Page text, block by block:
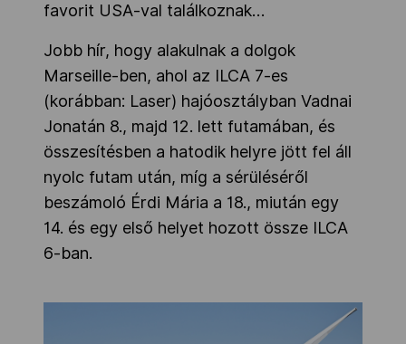
favorit USA-val találkoznak…
Jobb hír, hogy alakulnak a dolgok
Marseille-ben, ahol az ILCA 7-es
(korábban: Laser) hajóosztályban Vadnai
Jonatán 8., majd 12. lett futamában, és
összesítésben a hatodik helyre jött fel áll
nyolc futam után, míg a sérüléséről
beszámoló Érdi Mária a 18., miután egy
14. és egy első helyet hozott össze ILCA
6-ban.